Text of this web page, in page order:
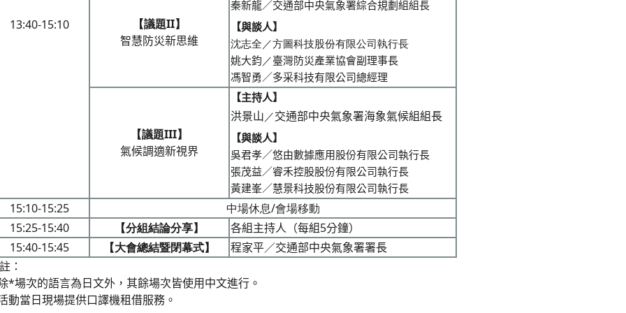
13:40-15:10
【議題II】
智慧防災新思維
秦新龍／交通部中央氣象署綜合規劃組組長
【與談人】
沈志全／方圖科技股份有限公司執行長
姚大鈞／臺灣防災產業協會副理事長
馮智勇／多采科技有限公司總經理
【議題III】
氣候調適新視界
【主持人】
洪景山／交通部中央氣象署海象氣候組組長
【與談人】
吳君孝／悠由數據應用股份有限公司執行長
張茂益／睿禾控股股份有限公司執行長
黃建峯／慧景科技股份有限公司執行長
15:10-15:25
中場休息/會場移動
15:25-15:40
【分組結論分享】
各組主持人（每組5分鐘）
15:40-15:45
【大會總結暨閉幕式】
程家平／交通部中央氣象署署長
：
*場次的語言為日文外，其餘場次皆使用中文進行。
動當日現場提供口譯機租借服務。